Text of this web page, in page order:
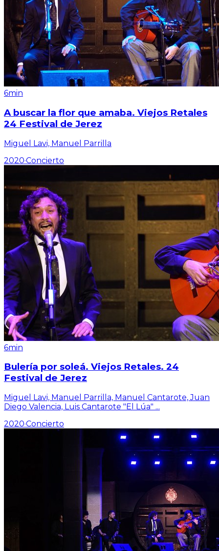
6min
A buscar la flor que amaba. Viejos Retales
24 Festival de Jerez
Miguel Lavi, Manuel Parrilla
2020·Concierto
6min
Bulería por soleá. Viejos Retales. 24
Festival de Jerez
Miguel Lavi, Manuel Parrilla, Manuel Cantarote, Juan
Diego Valencia, Luis Cantarote "El Lúa" ...
2020·Concierto